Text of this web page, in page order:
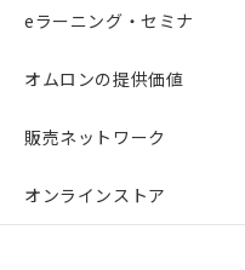
eラーニング・セミナ
オムロンの提供価値
販売ネットワーク
オンラインストア